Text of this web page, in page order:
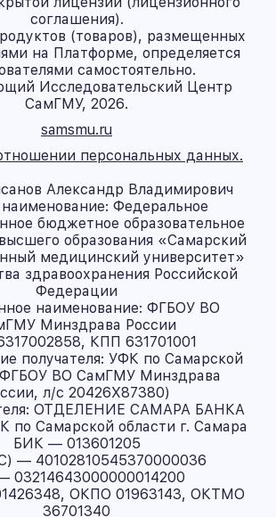
соглашения).
(товаров), размещенных
на Платформе, определяется
самостоятельно.
Исследовательский Центр
СамГМУ, 2026.
samsmu.ru
персональных данных.
Александр Владимирович
Федеральное
бюджетное образовательное
образования «Самарский
медицинский университет»
здравоохранения Российской
Федерации
наименование: ФГБОУ ВО
Минздрава России
КПП 631701001
получателя: УФК по Самарской
ВО СамГМУ Минздрава
л/с 20426X87380)
ОТДЕЛЕНИЕ САМАРА БАНКА
Самарской области г. Самара
БИК — 013601205
— 40102810545370000036
03214643000000014200
ОКПО 01963143, ОКТМО
36701340